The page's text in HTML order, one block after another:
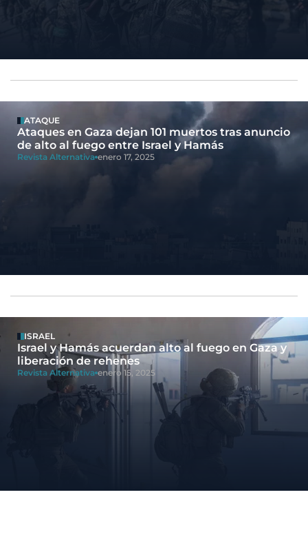
ATAQUE
Ataques en Gaza dejan 101 muertos tras anuncio
de alto al fuego entre Israel y Hamás
Revista Alternativa enero 17, 2025
ISRAEL
Israel y Hamás acuerdan alto al fuego en Gaza y
liberación de rehenes
Revista Alternativa enero 15, 2025